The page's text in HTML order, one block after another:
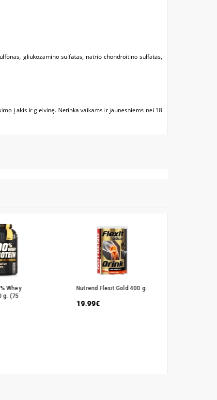
gliukozamino sulfatas, natrio chondroitino sulfatas,
į akis ir gleivinę. Netinka vaikams ir jaunesniems nei 18
Whey
g. (75
Nutrend Flexit Gold 400 g.
19.99€